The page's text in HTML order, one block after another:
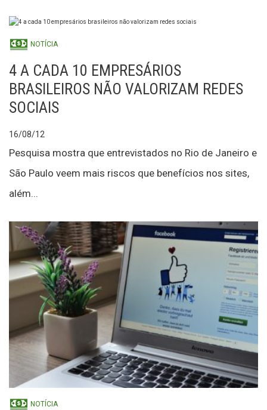
NOTÍCIA
4 A CADA 10 EMPRESÁRIOS
BRASILEIROS NÃO VALORIZAM REDES
SOCIAIS
16/08/12
Pesquisa mostra que entrevistados no Rio de Janeiro e
São Paulo veem mais riscos que benefícios nos sites,
além...
NOTÍCIA